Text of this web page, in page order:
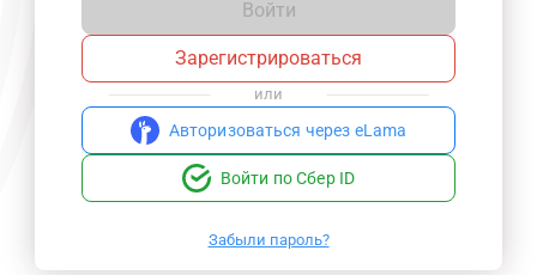
Войти
Зарегистрироваться
или
Авторизоваться через eLama
Войти по Сбер ID
Забыли пароль?